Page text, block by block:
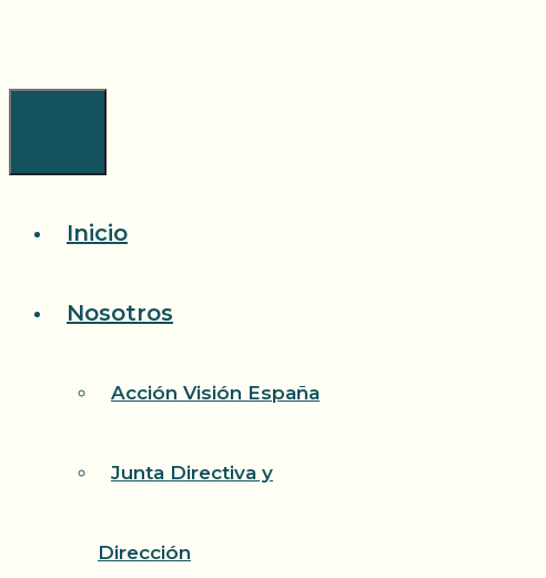
Inicio
Nosotros
Acción Visión España
Junta Directiva y
Dirección